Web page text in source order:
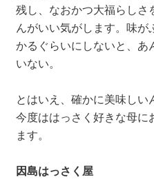
残し、なおかつ大福らしさ
んがいい気がします。味
かるぐらいにしないと、あ
いない。
とはいえ、確かに美味しい
今度ははっさく好きな母に
ます。
因島はっさく屋